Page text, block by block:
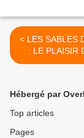
< LES SABLES D'OLONNE
: LE PLAISIR
Hébergé par
Top articles
Pages